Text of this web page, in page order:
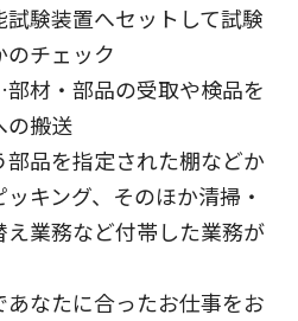
験装置へセットして試験
チェック
材・部品の受取や検品を
の搬送
品を指定された棚などか
キング、そのほか清掃・
業務など付帯した業務が
なたに合ったお仕事をお